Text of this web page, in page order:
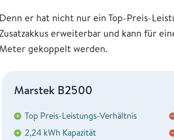
Denn er hat nicht nur ein Top-Preis-
erweiterbar und kann für
Meter gekoppelt werden.
Marstek B2500
+ Top Preis-Leistungs-Verhältnis
+ 2,24 kWh Kapazität